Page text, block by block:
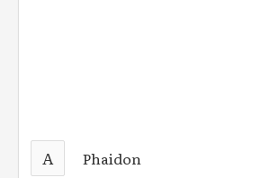
A Phaidon